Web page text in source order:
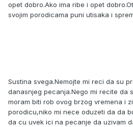
opet dobro.Ako ima ribe i opet
svojim porodicama puni utisaka i
Sustina svega.Nemojte mi reci da su
danasnjeg pecanja.Nego mi recite da
moram biti rob ovog brzog vremena i
porodicu,niko mi nece oduzeti da da
da cu uvek ici na pecanje da uzivam